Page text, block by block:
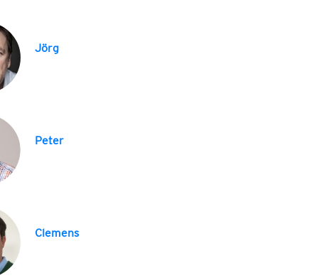
Jörg
Peter
Clemens